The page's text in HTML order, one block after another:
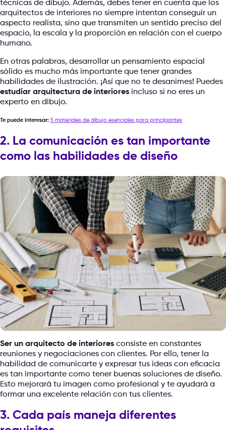
técnicas de dibujo. Además, debes tener en cuenta que los
arquitectos de interiores no siempre intentan conseguir un
aspecto realista, sino que transmiten un sentido preciso del
espacio, la escala y la proporción en relación con el cuerpo
humano.
En otras palabras, desarrollar un pensamiento espacial
sólido es mucho más importante que tener grandes
habilidades de ilustración. ¡Así que no te desanimes! Puedes
estudiar arquitectura de interiores incluso si no eres un
experto en dibujo.
Te puede interesar: 5 materiales de dibujo esenciales para principiantes
2. La comunicación es tan importante
como las habilidades de diseño
Ser un arquitecto de interiores consiste en constantes
reuniones y negociaciones con clientes. Por ello, tener la
habilidad de comunicarte y expresar tus ideas con eficacia
es tan importante como tener buenas soluciones de diseño.
Esto mejorará tu imagen como profesional y te ayudará a
formar una excelente relación con tus clientes.
3. Cada país maneja diferentes